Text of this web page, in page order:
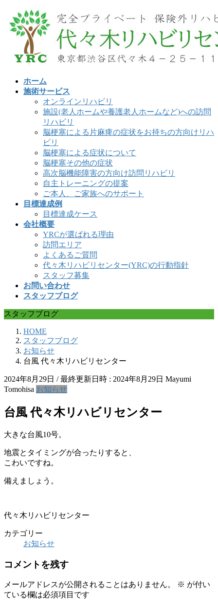
ン
テ
ビ
ゲ
ホーム
施術サービス
オンラインリハビリ
施設(老人ホームや養護老人ホームなど)への訪問
リハビリ
脳梗塞による片麻痺の症状をお持ちの方向けリハ
ビリ
脳梗塞による症状について
脳梗塞その他の症状
高次脳機能障害の方向け訪問リハビリ
自主トレーニングの提案
ご本人、ご家族へのサポート
目標達成例
目標達成ケース
会社概要
YRCが選ばれる理由
訪問エリア
よくあるご質問
代々木リハビリセンター(YRC)の行動指針
スタッフ募集
お問い合わせ
スタッフブログ
スタッフブログ
HOME
スタッフブログ
お知らせ
台風 代々木リハビリセンター
2024年8月29日 / 最終更新日時 : 2024年8月29日 Mayumi
Tomohisa お知らせ
台風 代々木リハビリセンター
大きな台風10号。
地震とタイミングが合ったりすると、
こわいですね。
備えましょう。
代々木リハビリセンター
カテゴリー
お知らせ
コメントを残す
メールアドレスが公開されることはありません。 ※ が付い
ている欄は必須項目です